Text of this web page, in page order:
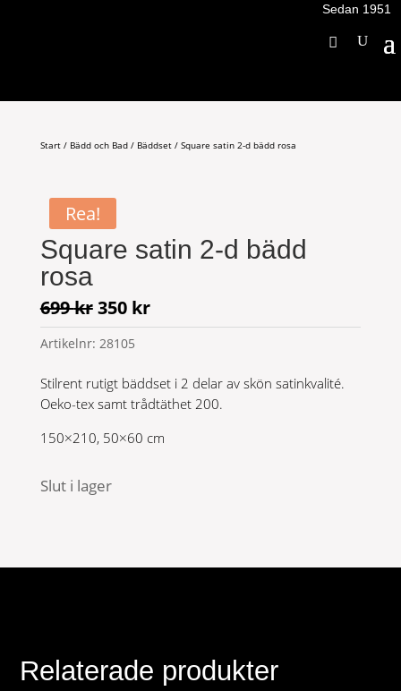
Sedan 1951
Start/ Bädd och Bad/ Bäddset/ Square satin 2-d bädd rosa
Rea!
Square satin 2-d bädd
rosa
699krDet
ursprungliga
priset
699 kr.
350 krDet
nuvarande
350 kr.
Artikelnr: 28105
Stilrent rutigt bäddset i 2 delar av skön satinkvalité.
Oeko-tex samt trådtäthet 200.
150×210, 50×60 cm
Slut i lager
Relaterade produkter